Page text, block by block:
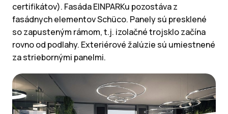
certifikátov). Fasáda EINPARKu pozostáva z
fasádnych elementov Schüco. Panely sú presklené
so zapusteným rámom, t.j. izolačné trojsklo začína
rovno od podlahy. Exteriérové žalúzie sú umiestnené
za striebornými panelmi.